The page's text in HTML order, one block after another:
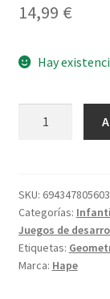
14,99 €
Hay
SKU:
Categorías:
Juegos de
Etiquetas:
Marca: Hape